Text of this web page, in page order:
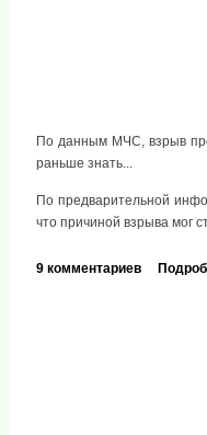
По данным МЧС, взрыв
раньше знать...
По предварительной
что причиной взрыва мог
9 комментариев